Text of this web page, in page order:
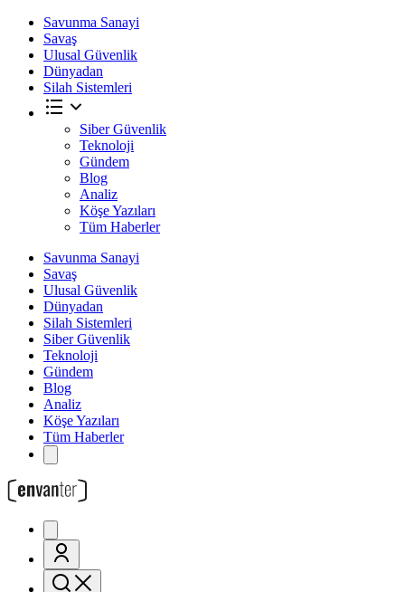
Savunma Sanayi
Savaş
Ulusal Güvenlik
Dünyadan
Silah Sistemleri
Siber Güvenlik
Teknoloji
Gündem
Blog
Analiz
Köşe Yazıları
Tüm Haberler
Savunma Sanayi
Savaş
Ulusal Güvenlik
Dünyadan
Silah Sistemleri
Siber Güvenlik
Teknoloji
Gündem
Blog
Analiz
Köşe Yazıları
Tüm Haberler